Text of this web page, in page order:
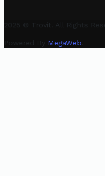
2025 © Trovit. All Rights
Powered By MegaWeb